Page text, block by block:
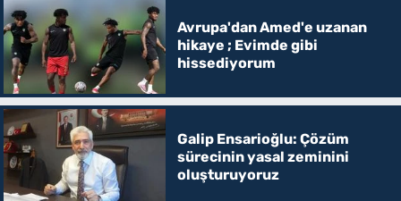
Avrupa'dan Amed'e uzanan
hikaye ; Evimde gibi
hissediyorum
Galip Ensarioğlu: Çözüm
sürecinin yasal zeminini
oluşturuyoruz